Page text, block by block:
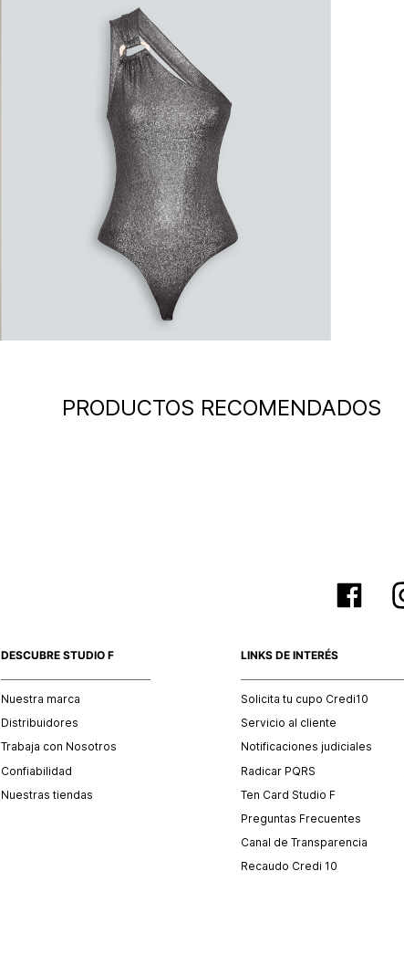
PRODUCTOS RECOMENDADOS
DESCUBRE STUDIO F
Nuestra marca
Distribuidores
Trabaja con Nosotros
Confiabilidad
Nuestras tiendas
LINKS DE INTERÉS
Solicita tu cupo Credi10
Servicio al cliente
Notificaciones judiciales
Radicar PQRS
Ten Card Studio F
Preguntas Frecuentes
Canal de Transparencia
Recaudo Credi 10